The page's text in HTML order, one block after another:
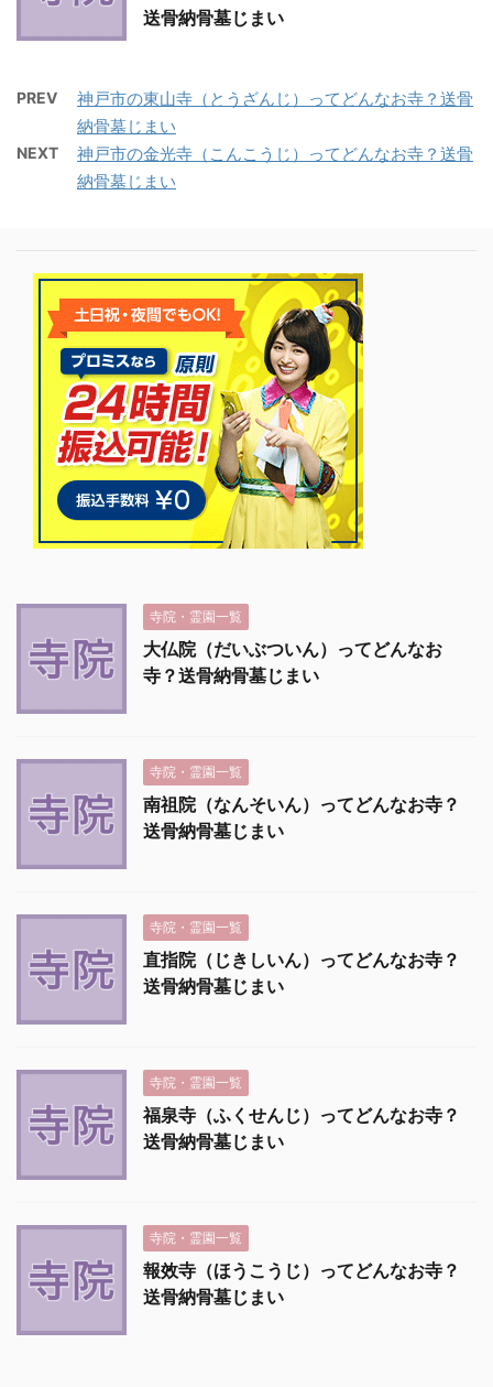
送骨納骨墓じまい
PREV
神戸市の東山寺（とうざんじ）ってどんなお寺？送骨
納骨墓じまい
NEXT
神戸市の金光寺（こんこうじ）ってどんなお寺？送骨
納骨墓じまい
寺院・霊園一覧
大仏院（だいぶついん）ってどんなお
寺？送骨納骨墓じまい
寺院・霊園一覧
南祖院（なんそいん）ってどんなお寺？
送骨納骨墓じまい
寺院・霊園一覧
直指院（じきしいん）ってどんなお寺？
送骨納骨墓じまい
寺院・霊園一覧
福泉寺（ふくせんじ）ってどんなお寺？
送骨納骨墓じまい
寺院・霊園一覧
報效寺（ほうこうじ）ってどんなお寺？
送骨納骨墓じまい